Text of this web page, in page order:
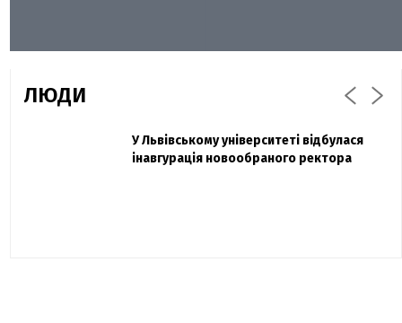
ЛЮДИ
Павло Дак
«Час не лікує, лише притуплює біль»:
Захисник "Азовсталі" Діанов вдруге
одружився та показав фото з весілля
У Львівському університеті відбулася
інавгурація новообраного ректора